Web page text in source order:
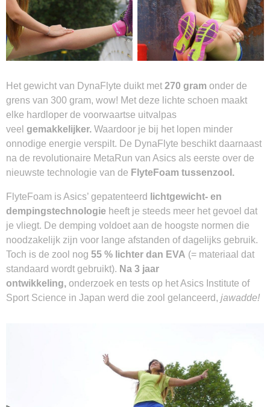
Het gewicht van DynaFlyte duikt met270 gram onder de
grens van 300 gram, wow! Met deze lichte schoen maakt
elke hardloper de voorwaartse uitvalpas
veel gemakkelijker. Waardoor je bij het lopen minder
onnodige energie verspilt. De DynaFlyte beschikt daarnaast
na de revolutionaire MetaRun van Asics als eerste over de
nieuwste technologie van de FlyteFoam tussenzool.
FlyteFoam is Asics’ gepatenteerd
lichtgewicht- en
dempingstechnologie heeft je steeds meer het gevoel dat
je vliegt. De demping voldoet aan de hoogste normen die
noodzakelijk zijn voor lange afstanden of dagelijks gebruik.
Toch is de zool nog 55 % lichter dan EVA (= materiaal dat
standaard wordt gebruikt). Na 3 jaar
ontwikkeling, onderzoek en tests op het Asics Institute of
Sport Science in Japan werd die zool gelanceerd, jawadde!